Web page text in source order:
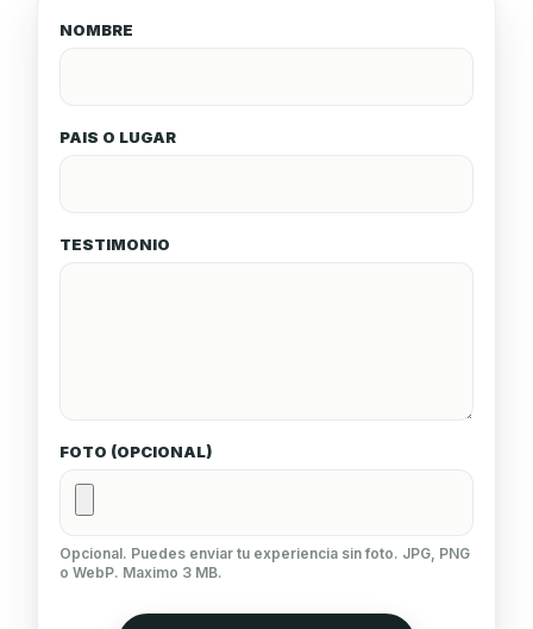
NOMBRE
PAIS O LUGAR
TESTIMONIO
FOTO (OPCIONAL)
Opcional. Puedes enviar tu experiencia sin foto. JPG, PNG
o WebP. Maximo 3 MB.